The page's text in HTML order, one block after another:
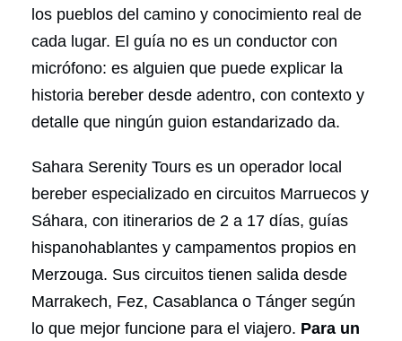
los pueblos del camino y conocimiento real de
cada lugar. El guía no es un conductor con
micrófono: es alguien que puede explicar la
historia bereber desde adentro, con contexto y
detalle que ningún guion estandarizado da.
Sahara Serenity Tours es un operador local
bereber especializado en circuitos Marruecos y
Sáhara, con itinerarios de 2 a 17 días, guías
hispanohablantes y campamentos propios en
Merzouga. Sus circuitos tienen salida desde
Marrakech, Fez, Casablanca o Tánger según
lo que mejor funcione para el viajero. Para un